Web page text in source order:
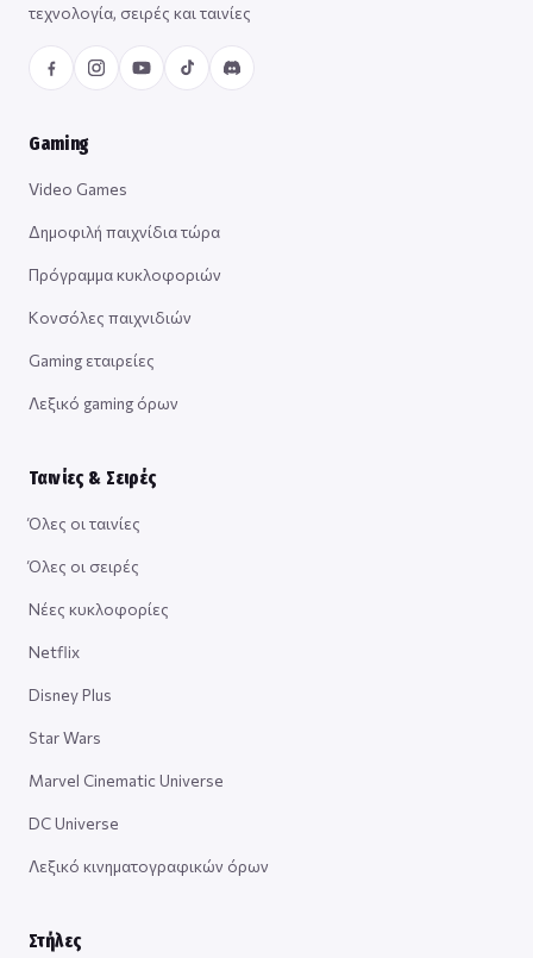
τεχνολογία, σειρές και ταινίες
Gaming
Video Games
Δημοφιλή παιχνίδια τώρα
Πρόγραμμα κυκλοφοριών
Κονσόλες παιχνιδιών
Gaming εταιρείες
Λεξικό gaming όρων
Ταινίες & Σειρές
Όλες οι ταινίες
Όλες οι σειρές
Νέες κυκλοφορίες
Netflix
Disney Plus
Star Wars
Marvel Cinematic Universe
DC Universe
Λεξικό κινηματογραφικών όρων
Στήλες